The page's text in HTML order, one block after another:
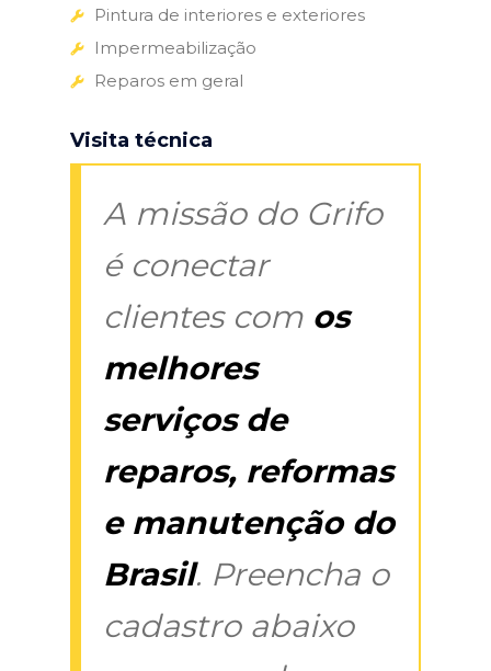
Pintura de interiores e exteriores
Impermeabilização
Reparos em geral
Visita técnica
A missão do Grifo
é conectar
clientes com os
melhores
serviços de
reparos, reformas
e manutenção do
Brasil. Preencha o
cadastro abaixo